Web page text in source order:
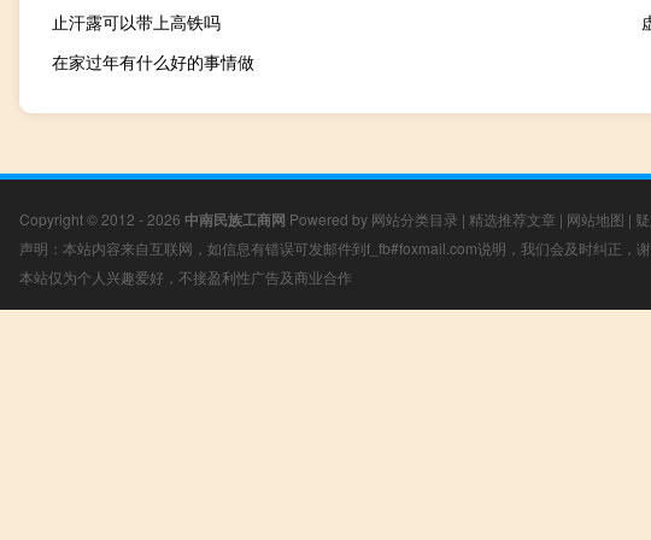
止汗露可以带上高铁吗
在家过年有什么好的事情做
Copyright © 2012 - 2026 中南民族工商网 Powered by 网站分类目录 | 精选推荐文章 | 网站地图 |
声明：本站内容来自互联网，如信息有错误可发邮件到f_fb#foxmail.com说明，我们会及时纠正，
本站仅为个人兴趣爱好，不接盈利性广告及商业合作